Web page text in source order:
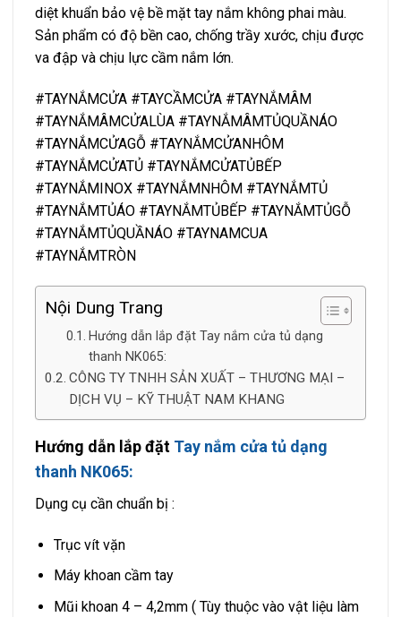
diệt khuẩn bảo vệ bề mặt tay nắm không phai màu.
Sản phẩm có độ bền cao, chống trầy xước, chịu được
va đập và chịu lực cầm nắm lớn.
#TAYNẮMCỬA #TAYCẦMCỬA #TAYNẮMÂM
#TAYNẮMÂMCỬALÙA #TAYNẮMÂMTỦQUẦNÁO
#TAYNẮMCỬAGỖ #TAYNẮMCỬANHÔM
#TAYNẮMCỬATỦ #TAYNẮMCỬATỦBẾP
#TAYNẮMINOX #TAYNẮMNHÔM #TAYNẮMTỦ
#TAYNẮMTỦÁO #TAYNẮMTỦBẾP #TAYNẮMTỦGỖ
#TAYNẮMTỦQUẦNÁO #TAYNAMCUA
#TAYNẮMTRÒN
Nội Dung Trang
Hướng dẫn lắp đặt Tay nắm cửa tủ dạng
thanh NK065:
CÔNG TY TNHH SẢN XUẤT – THƯƠNG MẠI –
DỊCH VỤ – KỸ THUẬT NAM KHANG
Hướng dẫn lắp đặt Tay nắm cửa tủ dạng
thanh NK065:
Dụng cụ cần chuẩn bị :
Trục vít vặn
Máy khoan cầm tay
Mũi khoan 4 – 4,2mm ( Tùy thuộc vào vật liệu làm